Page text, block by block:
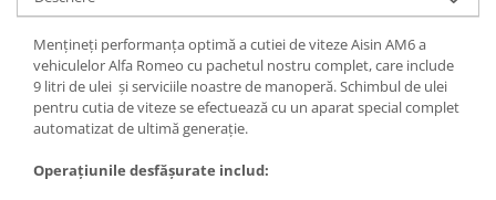
Mențineți performanța optimă a cutiei de viteze Aisin AM6 a
vehiculelor Alfa Romeo cu pachetul nostru complet, care include
9 litri de ulei și serviciile noastre de manoperă. Schimbul de ulei
pentru cutia de viteze se efectuează cu un aparat special complet
automatizat de ultimă generație.
Operațiunile desfășurate includ: